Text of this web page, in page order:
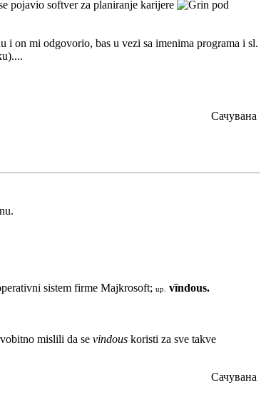
pojavio softver za planiranje karijere
pod
i on mi odgovorio, bas u vezi sa imenima programa i sl.
Сачувана
sistem firme Majkrosoft; up. vȉndous.
mislili da se vindous koristi za sve takve
Сачувана